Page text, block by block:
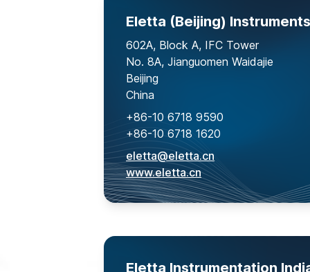
Eletta (Beijing)
602A, Block A, IFC Tower
No. 8A, Jianguomen Waidajie
Beijing
China
+86-10 6718 9590
+86-10 6718 1620
eletta@eletta.cn
www.eletta.cn
Eletta Instrumentation